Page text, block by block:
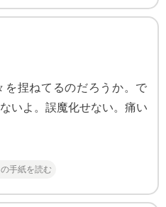
を捏ねてるのだろうか。で
いよ。誤魔化せない。痛い
手紙を読む